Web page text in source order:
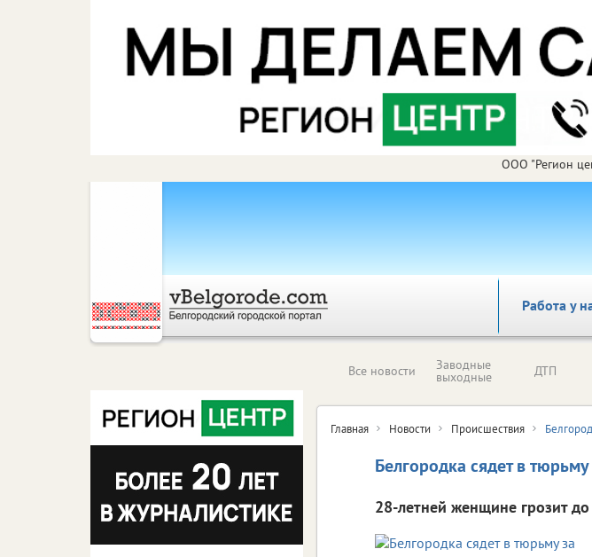
ООО "Регион
Работа у
Все новости Заводные
выходные ДТП
Главная Новости Происшествия
Белгородка сядет в
28-летней женщине грозит